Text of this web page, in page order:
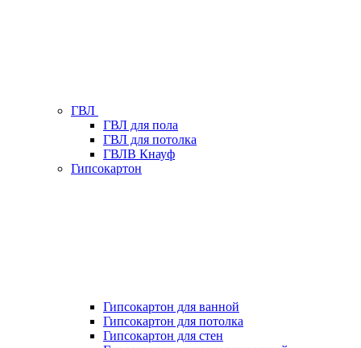
ГВЛ
ГВЛ для пола
ГВЛ для потолка
ГВЛВ Кнауф
Гипсокартон
Гипсокартон для ванной
Гипсокартон для потолка
Гипсокартон для стен